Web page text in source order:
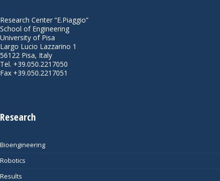
Research Center “E.Piaggio”
School of Engineering
University of Pisa
Largo Lucio Lazzarino 1
56122 Pisa, Italy
Tel. +39.050.2217050
Fax +39.050.2217051
Research
Bioengineering
Robotics
Results